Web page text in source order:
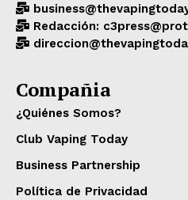
Redacción:
Compañia
¿Quiénes Somos?
Club Vaping Today
Business Partnership
Política de Privacidad